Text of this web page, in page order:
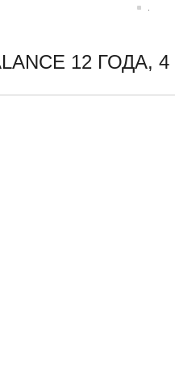
12 ГОДА, 4